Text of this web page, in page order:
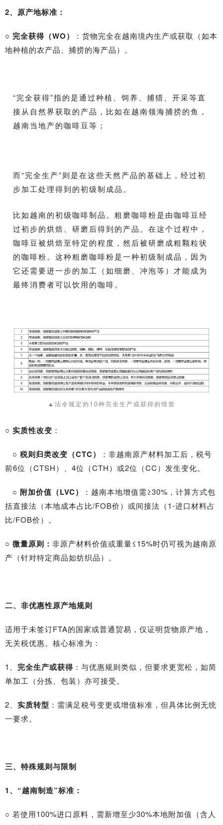
2、原产地标准：
○ 完全获得（WO）
：货物完全在越南境内生产或获取（如本
地种植的农产品、捕捞的海产品）。
“完全获得”指的是通过种植、饲养、捕猎、开采等直
接从自然界获取的产品，比如在越南领海捕捞的鱼，
越南当地产的咖啡豆等；
而“完全生产”则是在这些天然产品的基础上，经过初
步加工处理得到的初级制成品。
比如越南的初级咖啡制品。粗磨咖啡粉是由咖啡豆经
过初步的烘焙、研磨后得到的产品。在这个过程中，
咖啡豆被烘焙至特定的程度，然后被研磨成粗颗粒状
的咖啡粉。这种粗磨咖啡粉是一种初级制成品，因为
它还需要进一步的加工（如细磨、冲泡等）才能成为
最终消费者可以饮用的咖啡。
▲法令规定的10种完全生产或获得的情形
○ 实质性改变 ：
○ 税则归类改变（CTC）
：非越南原产材料加工后，税号
前6位（CTSH）、4位（CTH）或2位（CC）发生变化。
○ 附加价值（LVC）
：越南本地增值需≥30%，计算方式包
括直接法（本地成本占比/FOB价）或间接法（1-进口材料占
比/FOB价）。
○ 微量原则： 非原产材料价值或重量≤15%时仍可视为越南原
产（针对特定商品如纺织品）。
二、非优惠性原产地规则
适用于未签订FTA的国家或普通贸易，仅证明货物原产地，
无关税优惠。核心标准为：
1、 完全生产或获得 ：与优惠规则类似，但要求更宽松，如简
单加工（分拣、包装）亦可接受。
2、 实质转型 ：需满足税号变更或增值标准，但具体比例无统
一要求。
三、特殊规则与限制
1、“越南制造”标准：
○ 若使用100%进口原料，需新增至少30%本地附加值（含人